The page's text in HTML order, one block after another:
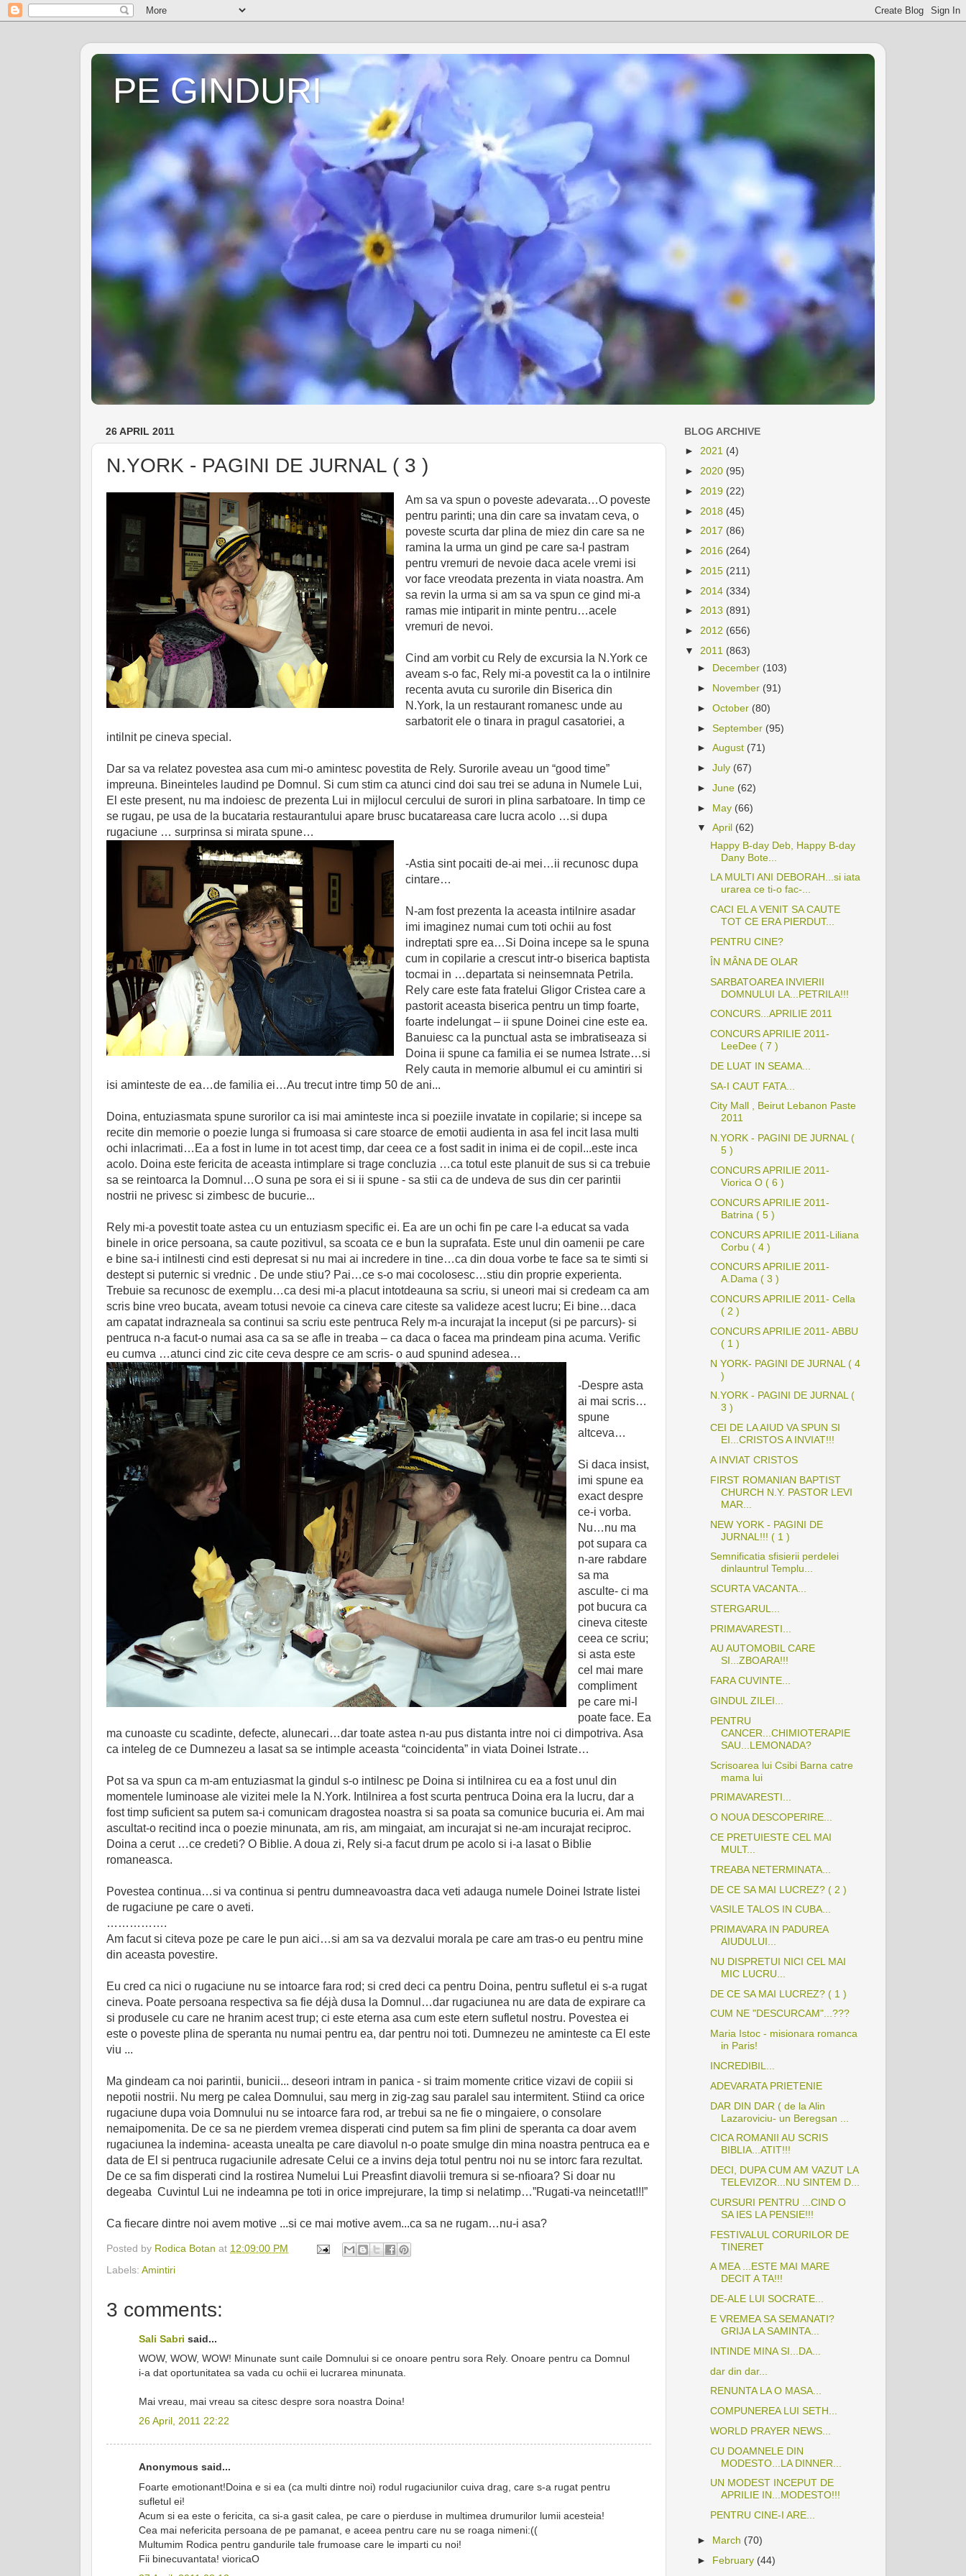
PE GINDURI
26 APRIL 2011
N.YORK - PAGINI DE JURNAL ( 3 )
Am sa va spun o poveste adevarata…O poveste
pentru parinti; una din care sa invatam ceva, o
poveste scurta dar plina de miez din care sa ne
ramina la urma un gind pe care sa-l pastram
pentru vremuri de nevoie daca acele vremi isi
vor face vreodata prezenta in viata noastra. Am
sa revin la urma si am sa va spun ce gind mi-a
ramas mie intiparit in minte pentru…acele
vremuri de nevoi.
Cind am vorbit cu Rely de excursia la N.York ce
aveam s-o fac, Rely mi-a povestit ca la o intilnire
recenta avuta cu surorile din Biserica din
N.York, la un restaurant romanesc unde au
sarbatorit ele o tinara in pragul casatoriei, a
intilnit pe cineva special.
Dar sa va relatez povestea asa cum mi-o amintesc povestita de Rely. Surorile aveau un “good time”
impreuna. Bineinteles laudind pe Domnul. Si cum stim ca atunci cind doi sau trei se aduna in Numele Lui,
El este present, nu ma indoiesc de prezenta Lui in mijlocul cercului de surori in plina sarbatoare. In timp ce
se rugau, pe usa de la bucataria restaurantului apare brusc bucatareasa care lucra acolo …si dupa
rugaciune … surprinsa si mirata spune…
-Astia sint pocaiti de-ai mei…ii recunosc dupa
cintare…
N-am fost prezenta la aceasta intilnire asadar
imi imaginez numai cum toti ochii au fost
indreptati spre ea…Si Doina incepe sa le spuna
cum in copilarie a crescut intr-o biserica baptista
tocmai in …departata si neinsemnata Petrila.
Rely care este fata fratelui Gligor Cristea care a
pastorit aceasta biserica pentru un timp foarte,
foarte indelungat – ii spune Doinei cine este ea.
Banuiesc ca la punctual asta se imbratiseaza si
Doina ii spune ca familia ei se numea Istrate…si
Rely cauta in memorie albumul ei cu amintiri si
isi aminteste de ea…de familia ei…Au trecut intre timp 50 de ani...
Doina, entuziasmata spune surorilor ca isi mai aminteste inca si poeziile invatate in copilarie; si incepe sa
recite din memorie o poezie lunga si frumoasa si care stoarce de emotii audienta in asa fel incit lasa multi
ochi inlacrimati…Ea a fost in lume in tot acest timp, dar ceea ce a fost sadit in inima ei de copil...este inca
acolo. Doina este fericita de aceasta intimplare si trage concluzia …ca totul este planuit de sus si ca trebuie
sa se reintoarca la Domnul…O suna pe sora ei si ii spune - sa stii ca de undeva de sus din cer parintii
nostrii ne privesc si zimbesc de bucurie...
Rely mi-a povestit toate astea cu un entuziasm specific ei. Ea are un ochi fin pe care l-a educat sa vada
binele in orice persoana, sa caute pozitivul, sa scoata ce e bun la suprafata. Este unul din oamenii pe care
e bine sa-i intilnesti cind esti depresat si nu mai ai incredere in tine…ca din doua vorbe te face sa te simti si
destept si puternic si vrednic . De unde stiu? Pai…ce s-o mai cocolosesc…stiu din proprie experienta.
Trebuie sa recunosc de exemplu…ca desi mi-a placut intotdeauna sa scriu, si uneori mai si credeam ca am
scris bine vreo bucata, aveam totusi nevoie ca cineva care citeste sa valideze acest lucru; Ei bine…daca
am capatat indrazneala sa continui sa scriu este pentruca Rely m-a incurajat la inceput (si pe parcurs)- si
pentruca n-a facut-o numai asa ca sa se afle in treaba – ca daca o facea ma prindeam pina acuma. Verific
eu cumva …atunci cind zic cite ceva despre ce am scris- o aud spunind adesea…
-Despre asta
ai mai scris…
spune
altceva…
Si daca insist,
imi spune ea
exact despre
ce-i vorba.
Nu…nu ma
pot supara ca
n-are rabdare
sa ma
asculte- ci ma
pot bucura ca
cineva citeste
ceea ce scriu;
si asta este
cel mai mare
compliment
pe care mi-l
poate face. Ea
ma cunoaste cu scadinte, defecte, alunecari…dar toate astea n-au pus distanta intre noi ci dimpotriva. Asa
ca inteleg de ce Dumnezeu a lasat sa se intimple aceasta “coincidenta” in viata Doinei Istrate…
Pot sa va spun ca m-am entuziasmat la gindul s-o intilnesc pe Doina si intilnirea cu ea a fost unul din
momentele luminoase ale vizitei mele la N.York. Intilnirea a fost scurta pentruca Doina era la lucru, dar a
fost timp suficient sa putem sa-i comunicam dragostea noastra si sa poata sa comunice bucuria ei. Am mai
ascultat-o recitind inca o poezie minunata, am ris, am mingaiat, am incurajat si ne-am incurajat reciproc.
Doina a cerut …ce credeti? O Biblie. A doua zi, Rely si-a facut drum pe acolo si i-a lasat o Biblie
romaneasca.
Povestea continua…si va continua si pentru dumneavoastra daca veti adauga numele Doinei Istrate listei
de rugaciune pe care o aveti.
…………….
Am facut si citeva poze pe care le pun aici…si am sa va dezvalui morala pe care am tras-o eu pentru mine
din aceasta povestire.
Eu cred ca nici o rugaciune nu se intoarce fara rod; si cred deci ca pentru Doina, pentru sufletul ei s-a rugat
cineva. Poate persoana respectiva sa fie déjà dusa la Domnul…dar rugaciunea nu are data de expirare ca
si produsele cu care ne hranim acest trup; ci este eterna asa cum este etern sufletul nostru. Povestea ei
este o poveste plina de speranta nu numai pentru ea, dar pentru noi toti. Dumnezeu ne aminteste ca El este
viu ...
Ma gindeam ca noi parintii, bunicii... deseori intram in panica - si traim momente critice vizavi de copiii si
nepotii nostrii. Nu merg pe calea Domnului, sau merg in zig-zag sau paralel sau intermitent. Stiind ca orice
rugaciune dupa voia Domnului nu se intoarce fara rod, ar trebui sa ne fie o mingaiere, o consolare
nemaipomenita. De ce sa ne pierdem vremea disperati cind putem sa fim plini de speranta ca doar avem
rugaciunea la indemina- aceasta unealta pe care diavolul n-o poate smulge din mina noastra pentruca ea e
data de El si pentruca rugaciunile adresate Celui ce a invins deja totul pentru noi nu se intorc fara rezultat.
De ce sa fim disperati cind la rostirea Numelui Lui Preasfint diavolii tremura si se-nfioara? Si doar nu
degeaba Cuvintul Lui ne indeamna pe toti in orice imprejurare, la timp si nelatimp…”Rugati-va neincetat!!!”
Ca fiecare dintre noi avem motive ...si ce mai motive avem...ca sa ne rugam…nu-i asa?
Posted by Rodica Botan at 12:09:00 PM
Labels: Amintiri
3 comments:
Sali Sabri said...
WOW, WOW, WOW! Minunate sunt caile Domnului si ce onoare pentru sora Rely. Onoare pentru ca Domnul
i-a dat oportunitatea sa vada cu ochii ei lucrarea minunata.
Mai vreau, mai vreau sa citesc despre sora noastra Doina!
26 April, 2011 22:22
Anonymous said...
Foarte emotionant!Doina e si ea (ca multi dintre noi) rodul rugaciunilor cuiva drag, care s-a rugat pentru
sufletul ei!
Acum si ea este o fericita, ca si-a gasit calea, pe care o pierduse in multimea drumurilor lumii acesteia!
Cea mai nefericita persoana de pe pamanat, e aceea pentru care nu se roaga nimeni:((
Multumim Rodica pentru gandurile tale frumoase care le imparti cu noi!
Fii binecuvantata! vioricaO
BLOG ARCHIVE
► 2021 (4)
► 2020 (95)
► 2019 (22)
► 2018 (45)
► 2017 (86)
► 2016 (264)
► 2015 (211)
► 2014 (334)
► 2013 (891)
► 2012 (656)
▼ 2011 (863)
► December (103)
► November (91)
►October (80)
►September (95)
►August (71)
►July (67)
►June (62)
► May (66)
▼April (62)
Happy B-day Deb, Happy B-day
Dany Bote...
LA MULTI ANI DEBORAH...si iata
urarea ce ti-o fac-...
CACI EL A VENIT SA CAUTE
TOT CE ERA PIERDUT...
PENTRU CINE?
ÎN MÂNA DE OLAR
SARBATOAREA INVIERII
DOMNULUI LA...PETRILA!!!
CONCURS...APRILIE 2011
CONCURS APRILIE 2011-
LeeDee ( 7 )
DE LUAT IN SEAMA...
SA-I CAUT FATA...
City Mall , Beirut Lebanon Paste
2011
N.YORK - PAGINI DE JURNAL (
5 )
CONCURS APRILIE 2011-
Viorica O ( 6 )
CONCURS APRILIE 2011-
Batrina ( 5 )
CONCURS APRILIE 2011-Liliana
Corbu ( 4 )
CONCURS APRILIE 2011-
A.Dama ( 3 )
CONCURS APRILIE 2011- Cella
( 2 )
CONCURS APRILIE 2011- ABBU
( 1 )
N YORK- PAGINI DE JURNAL ( 4
)
N.YORK - PAGINI DE JURNAL (
3 )
CEI DE LA AIUD VA SPUN SI
EI...CRISTOS A INVIAT!!!
A INVIAT CRISTOS
FIRST ROMANIAN BAPTIST
CHURCH N.Y. PASTOR LEVI
MAR...
NEW YORK - PAGINI DE
JURNAL!!! ( 1 )
Semnificatia sfisierii perdelei
dinlauntrul Templu...
SCURTA VACANTA...
STERGARUL...
PRIMAVARESTI...
AU AUTOMOBIL CARE
SI...ZBOARA!!!
FARA CUVINTE...
GINDUL ZILEI...
PENTRU
CANCER...CHIMIOTERAPIE
SAU...LEMONADA?
Scrisoarea lui Csibi Barna catre
mama lui
PRIMAVARESTI...
O NOUA DESCOPERIRE...
CE PRETUIESTE CEL MAI
MULT...
TREABA NETERMINATA...
DE CE SA MAI LUCREZ? ( 2 )
VASILE TALOS IN CUBA...
PRIMAVARA IN PADUREA
AIUDULUI...
NU DISPRETUI NICI CEL MAI
MIC LUCRU...
DE CE SA MAI LUCREZ? ( 1 )
CUM NE "DESCURCAM"...???
Maria Istoc - misionara romanca
in Paris!
INCREDIBIL...
ADEVARATA PRIETENIE
DAR DIN DAR ( de la Alin
Lazaroviciu- un Beregsan ...
CICA ROMANII AU SCRIS
BIBLIA...ATIT!!!
DECI, DUPA CUM AM VAZUT LA
TELEVIZOR...NU SINTEM D...
CURSURI PENTRU ...CIND O
SA IES LA PENSIE!!!
FESTIVALUL CORURILOR DE
TINERET
A MEA ...ESTE MAI MARE
DECIT A TA!!!
DE-ALE LUI SOCRATE...
E VREMEA SA SEMANATI?
GRIJA LA SAMINTA...
INTINDE MINA SI...DA...
dar din dar...
RENUNTA LA O MASA...
COMPUNEREA LUI SETH...
WORLD PRAYER NEWS...
CU DOAMNELE DIN
MODESTO...LA DINNER...
UN MODEST INCEPUT DE
APRILIE IN...MODESTO!!!
PENTRU CINE-I ARE...
► March (70)
► February (44)